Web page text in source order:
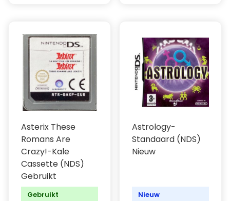
Asterix These
Romans Are
Crazy!-Kale
Cassette (NDS)
Gebruikt
Gebruikt
Astrology-
Standaard (NDS)
Nieuw
Nieuw